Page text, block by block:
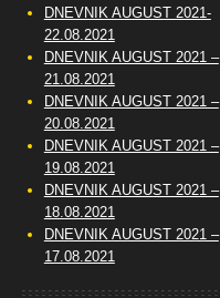
DNEVNIK AUGUST 2021-
22.08.2021
DNEVNIK AUGUST 2021 –
21.08.2021
DNEVNIK AUGUST 2021 –
20.08.2021
DNEVNIK AUGUST 2021 –
19.08.2021
DNEVNIK AUGUST 2021 –
18.08.2021
DNEVNIK AUGUST 2021 –
17.08.2021